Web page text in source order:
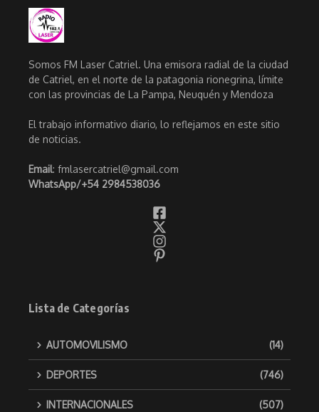
Somos FM Laser Catriel. Una emisora radial de la ciudad
de Catriel, en el norte de la patagonia rionegrina, límite
con las provincias de La Pampa, Neuquén y Mendoza
El trabajo informativo diario, lo reflejamos en este sitio
de noticias.
Email: fmlasercatriel@gmail.com
WhatsApp/+54 2984538036
Lista de Categorías
AUTOMOVILISMO (14)
DEPORTES (746)
INTERNACIONALES (507)